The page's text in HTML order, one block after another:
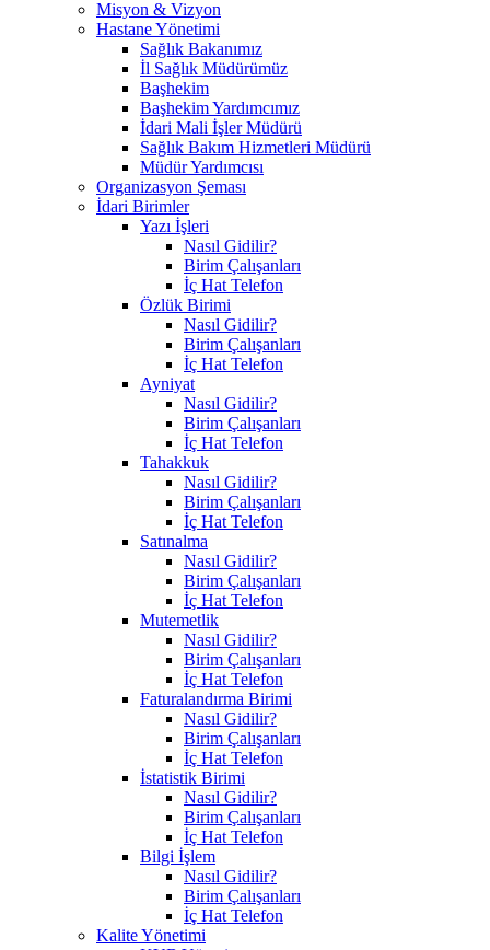
Misyon & Vizyon
Hastane Yönetimi
Sağlık Bakanımız
İl Sağlık Müdürümüz
Başhekim
Başhekim Yardımcımız
İdari Mali İşler Müdürü
Sağlık Bakım Hizmetleri Müdürü
Müdür Yardımcısı
Organizasyon Şeması
İdari Birimler
Yazı İşleri
Nasıl Gidilir?
Birim Çalışanları
İç Hat Telefon
Özlük Birimi
Nasıl Gidilir?
Birim Çalışanları
İç Hat Telefon
Ayniyat
Nasıl Gidilir?
Birim Çalışanları
İç Hat Telefon
Tahakkuk
Nasıl Gidilir?
Birim Çalışanları
İç Hat Telefon
Satınalma
Nasıl Gidilir?
Birim Çalışanları
İç Hat Telefon
Mutemetlik
Nasıl Gidilir?
Birim Çalışanları
İç Hat Telefon
Faturalandırma Birimi
Nasıl Gidilir?
Birim Çalışanları
İç Hat Telefon
İstatistik Birimi
Nasıl Gidilir?
Birim Çalışanları
İç Hat Telefon
Bilgi İşlem
Nasıl Gidilir?
Birim Çalışanları
İç Hat Telefon
Kalite Yönetimi